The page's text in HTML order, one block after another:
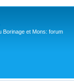
Borinage et Mons: forum